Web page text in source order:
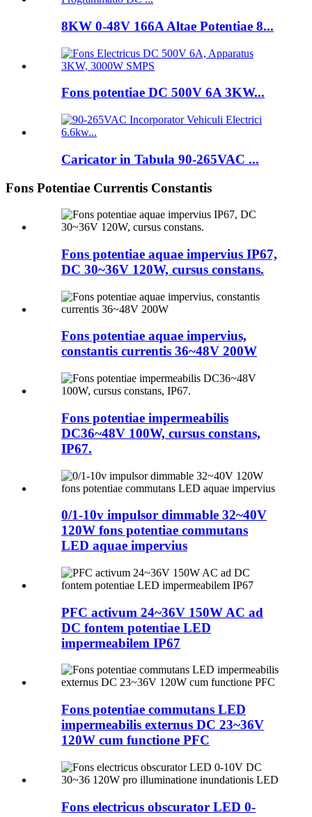
8KW 0-48V 166A Altae Potentiae 8...
Fons potentiae DC 500V 6A 3KW...
Caricator in Tabula 90-265VAC ...
Fons Potentiae Currentis Constantis
Fons potentiae aquae impervius IP67,
DC 30~36V 120W, cursus constans.
Fons potentiae aquae impervius,
constantis currentis 36~48V 200W
Fons potentiae impermeabilis
DC36~48V 100W, cursus constans,
IP67.
0/1-10v impulsor dimmable 32~40V
120W fons potentiae commutans
LED aquae impervius
PFC activum 24~36V 150W AC ad
DC fontem potentiae LED
impermeabilem IP67
Fons potentiae commutans LED
impermeabilis externus DC 23~36V
120W cum functione PFC
Fons electricus obscurator LED 0-